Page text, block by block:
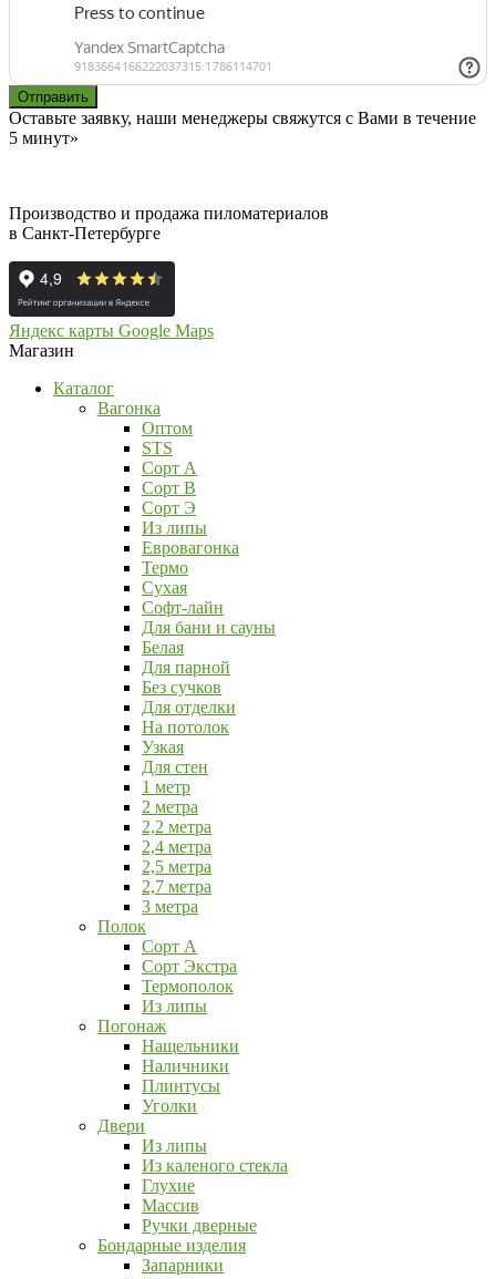
Оставьте заявку, наши менеджеры свяжутся с Вами в течение
5 минут»
Производство и продажа пиломатериалов
в Санкт-Петербурге
Яндекс карты Google Maps
Магазин
Каталог
Вагонка
Оптом
STS
Сорт А
Сорт В
Сорт Э
Из липы
Евровагонка
Термо
Сухая
Софт-лайн
Для бани и сауны
Белая
Для парной
Без сучков
Для отделки
На потолок
Узкая
Для стен
1 метр
2 метра
2,2 метра
2,4 метра
2,5 метра
2,7 метра
3 метра
Полок
Сорт А
Сорт Экстра
Термополок
Из липы
Погонаж
Нащельники
Наличники
Плинтусы
Уголки
Двери
Из липы
Из каленого стекла
Глухие
Массив
Ручки дверные
Бондарные изделия
Запарники